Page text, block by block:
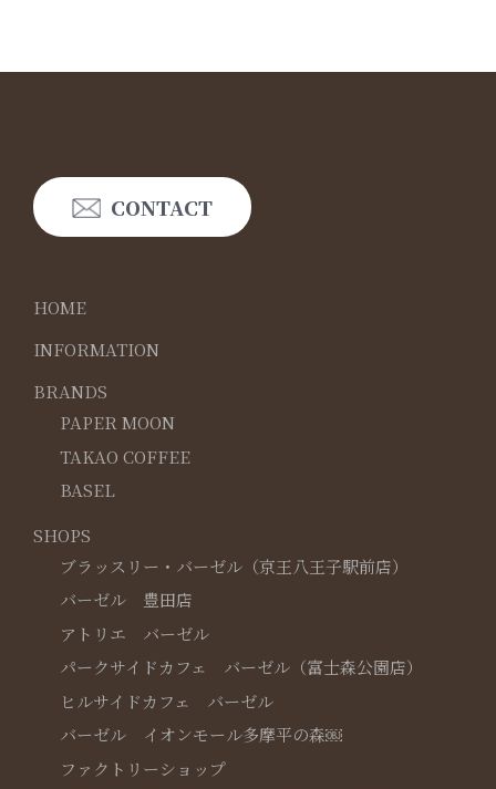
CONTACT
HOME
INFORMATION
BRANDS
PAPER MOON
TAKAO COFFEE
BASEL
SHOPS
ブラッスリー・バーゼル（京王八王子駅前店）
バーゼル 豊田店
アトリエ バーゼル
パークサイドカフェ バーゼル（富士森公園店）
ヒルサイドカフェ バーゼル
バーゼル イオンモール多摩平の森￼
ファクトリーショップ